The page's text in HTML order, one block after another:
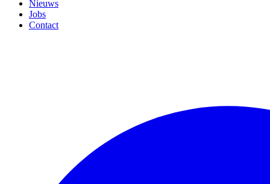
Nieuws
Jobs
Contact